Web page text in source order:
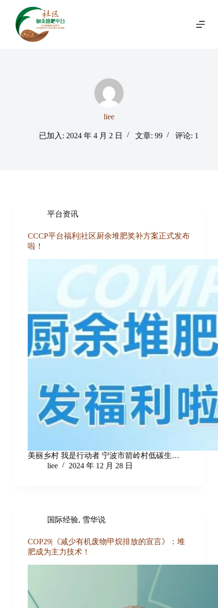
过
内
liee
已加入: 2024 年 4 月 2 日 文章: 99 评论: 1
平台资讯
CCCP平台福利|社区厨余堆肥奖补方案正式发布
啦！
美丽乡村 我是行动者 宁波市箭岭村低碳生…
liee
2024 年 12 月 28 日
国际经验, 雪华说
COP29|《减少有机废物甲烷排放的宣言》：堆
肥成为主力技术！